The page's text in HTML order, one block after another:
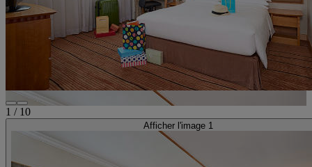
1 / 10
Afficher l'image 1